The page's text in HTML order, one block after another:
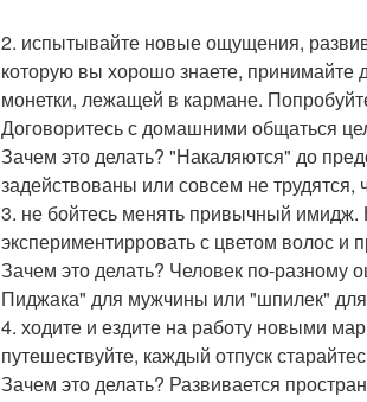
2. испытывайте новые ощущения,
которую вы хорошо знаете, принимайте
монетки, лежащей в кармане.
Договоритесь с домашними общаться
Зачем это делать? "Накаляются" до
задействованы или совсем не
3. не бойтесь менять привычный
экспериментирровать с цветом волос и
Зачем это делать? Человек по-
Пиджака" для мужчины или "шпилек"
4. ходите и ездите на работу новыми
путешествуйте, каждый отпуск
Зачем это делать? Развивается